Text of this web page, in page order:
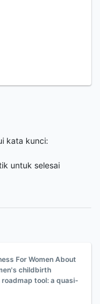
kata kunci:
untuk selesai
For Women About
childbirth
tool: a quasi-